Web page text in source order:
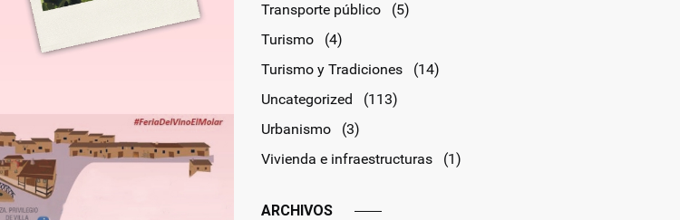
Transporte público
(5)
Turismo
(4)
Turismo y Tradiciones
(14)
Uncategorized
(113)
Urbanismo
(3)
Vivienda e infraestructuras
(1)
ARCHIVOS